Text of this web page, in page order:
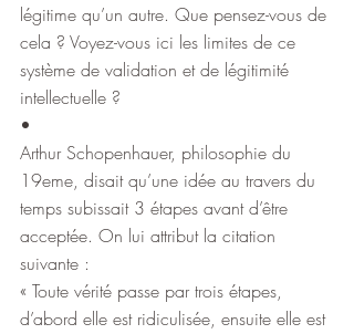
légitime qu’un autre. Que pensez-vous de
cela ? Voyez-vous ici les limites de ce
système de validation et de légitimité
intellectuelle ?
•
Arthur Schopenhauer, philosophie du
19eme, disait qu’une idée au travers du
temps subissait 3 étapes avant d’être
acceptée. On lui attribut la citation
suivante :
« Toute vérité passe par trois étapes,
d’abord elle est ridiculisée, ensuite elle est